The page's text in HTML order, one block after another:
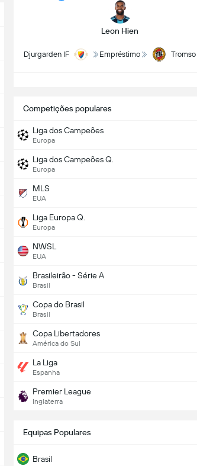
Leon Hien
Djurgarden IF Empréstimo Tromso
Competições populares
Liga dos Campeões
Europa
Liga dos Campeões Q.
Europa
MLS
EUA
Liga Europa Q.
Europa
NWSL
EUA
Brasileirão - Série A
Brasil
Copa do Brasil
Brasil
Copa Libertadores
América do Sul
La Liga
Espanha
Premier League
Inglaterra
Equipas Populares
Brasil